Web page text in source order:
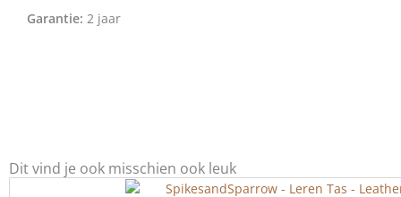
Garantie: 2 jaar
Dit vind je ook misschien ook leuk